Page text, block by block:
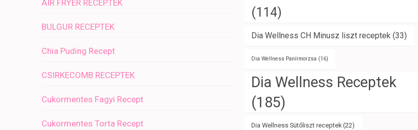
AIR FRYER RECEPTEK
BULGUR RECEPTEK
Chia Puding Recept
CSIRKECOMB RECEPTEK
Cukormentes Fagyi Recept
Cukormentes Torta Recept
(114)
Dia Wellness CH Minusz liszt receptek (33)
Dia Wellness Panírmorzsa (16)
Dia Wellness Receptek
(185)
Dia Wellness Sütőliszt receptek(22)